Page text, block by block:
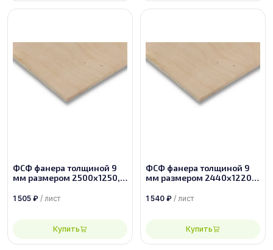
ФСФ фанера толщиной 9
мм размером 2500х1250,
1 505 ₽ / лист
Купить
ФСФ фанера толщиной 9
мм размером 2440х1220,
1 540 ₽ / лист
Купить